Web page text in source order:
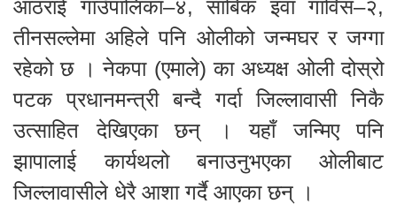
आठराई गाउँपालिका–४, साबिक इवा गाविस–२,
तीनसल्लेमा अहिले पनि ओलीको जन्मघर र जग्गा
रहेको छ । नेकपा (एमाले) का अध्यक्ष ओली दोस्रो
पटक प्रधानमन्त्री बन्दै गर्दा जिल्लावासी निकै
उत्साहित देखिएका छन् । यहाँ जन्मिए पनि
झापालाई कार्यथलो बनाउनुभएका ओलीबाट
जिल्लावासीले धेरै आशा गर्दै आएका छन् ।